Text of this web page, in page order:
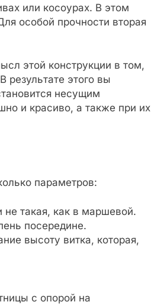
или косоурах. В этом
особой прочности вторая
этой конструкции в том,
результате этого вы
несущим
и красиво, а также при их
параметров:
не такая, как в маршевой.
посередине.
высоту витка, которая,
с опорой на